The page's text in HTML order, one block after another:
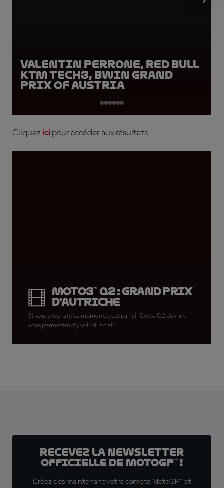
Valentin Perrone, Red Bull
KTM Tech3, BWIN Grand
Prix of Austria
Cliquez ici pour accéder aux résultats.
Moto3™ Q2 : Grand Prix
d'Autriche
Si vous avez raté ce moment, c'est par ici ! Cette Q2 devrait
vous permettre d'y voir plus clair !
Recevez la Newsletter
officielle de MotoGP™ !
Créez dès maintenant votre compte MotoGP™ et